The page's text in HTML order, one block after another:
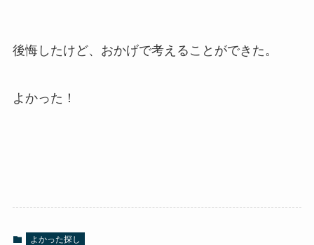
後悔したけど、おかげで考えることができた。
よかった！
よかった探し